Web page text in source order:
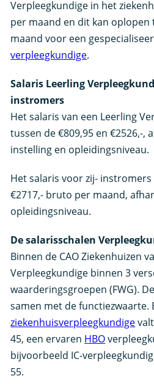
Verpleegkundige in het
per maand en dit kan
maand voor een
verpleegkundige.
Salaris Leerling
instromers
Het salaris van een Leerling
tussen de €809,95 en €2526,-,
instelling en opleidingsniveau.
Het salaris voor zij- instromers
€2717,- bruto per maand,
opleidingsniveau.
De salarisschalen
Binnen de CAO Ziekenhuizen
Verpleegkundige binnen 3
waarderingsgroepen (FWG).
samen met de functiezwaarte.
ziekenhuisverpleegkundige
45, een ervaren HBO
bijvoorbeeld IC-
55.